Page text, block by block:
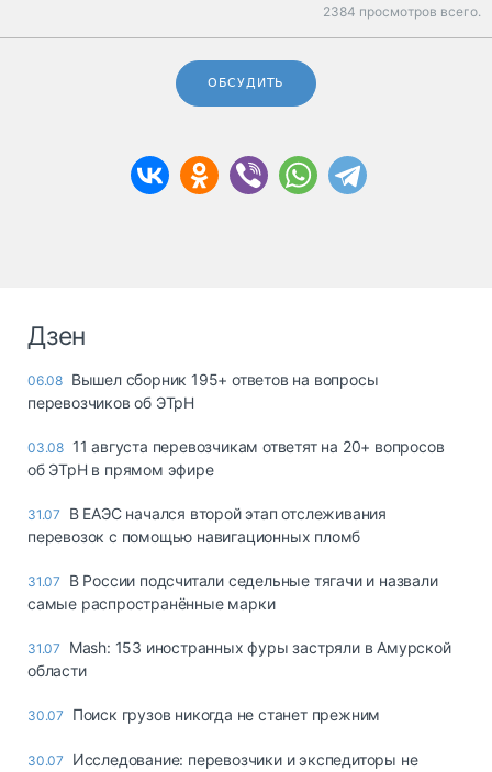
2384 просмотров всего.
ОБСУДИТЬ
Дзен
06.08 Вышел сборник 195+ ответов на вопросы
перевозчиков об ЭТрН
03.08 11 августа перевозчикам ответят на 20+ вопросов
об ЭТрН в прямом эфире
31.07
В ЕАЭС начался второй этап отслеживания
перевозок с помощью навигационных пломб
31.07
В России подсчитали седельные тягачи и назвали
самые распространённые марки
31.07
Mash: 153 иностранных фуры застряли в Амурской
области
30.07 Поиск грузов никогда не станет прежним
30.07
Исследование: перевозчики и экспедиторы не